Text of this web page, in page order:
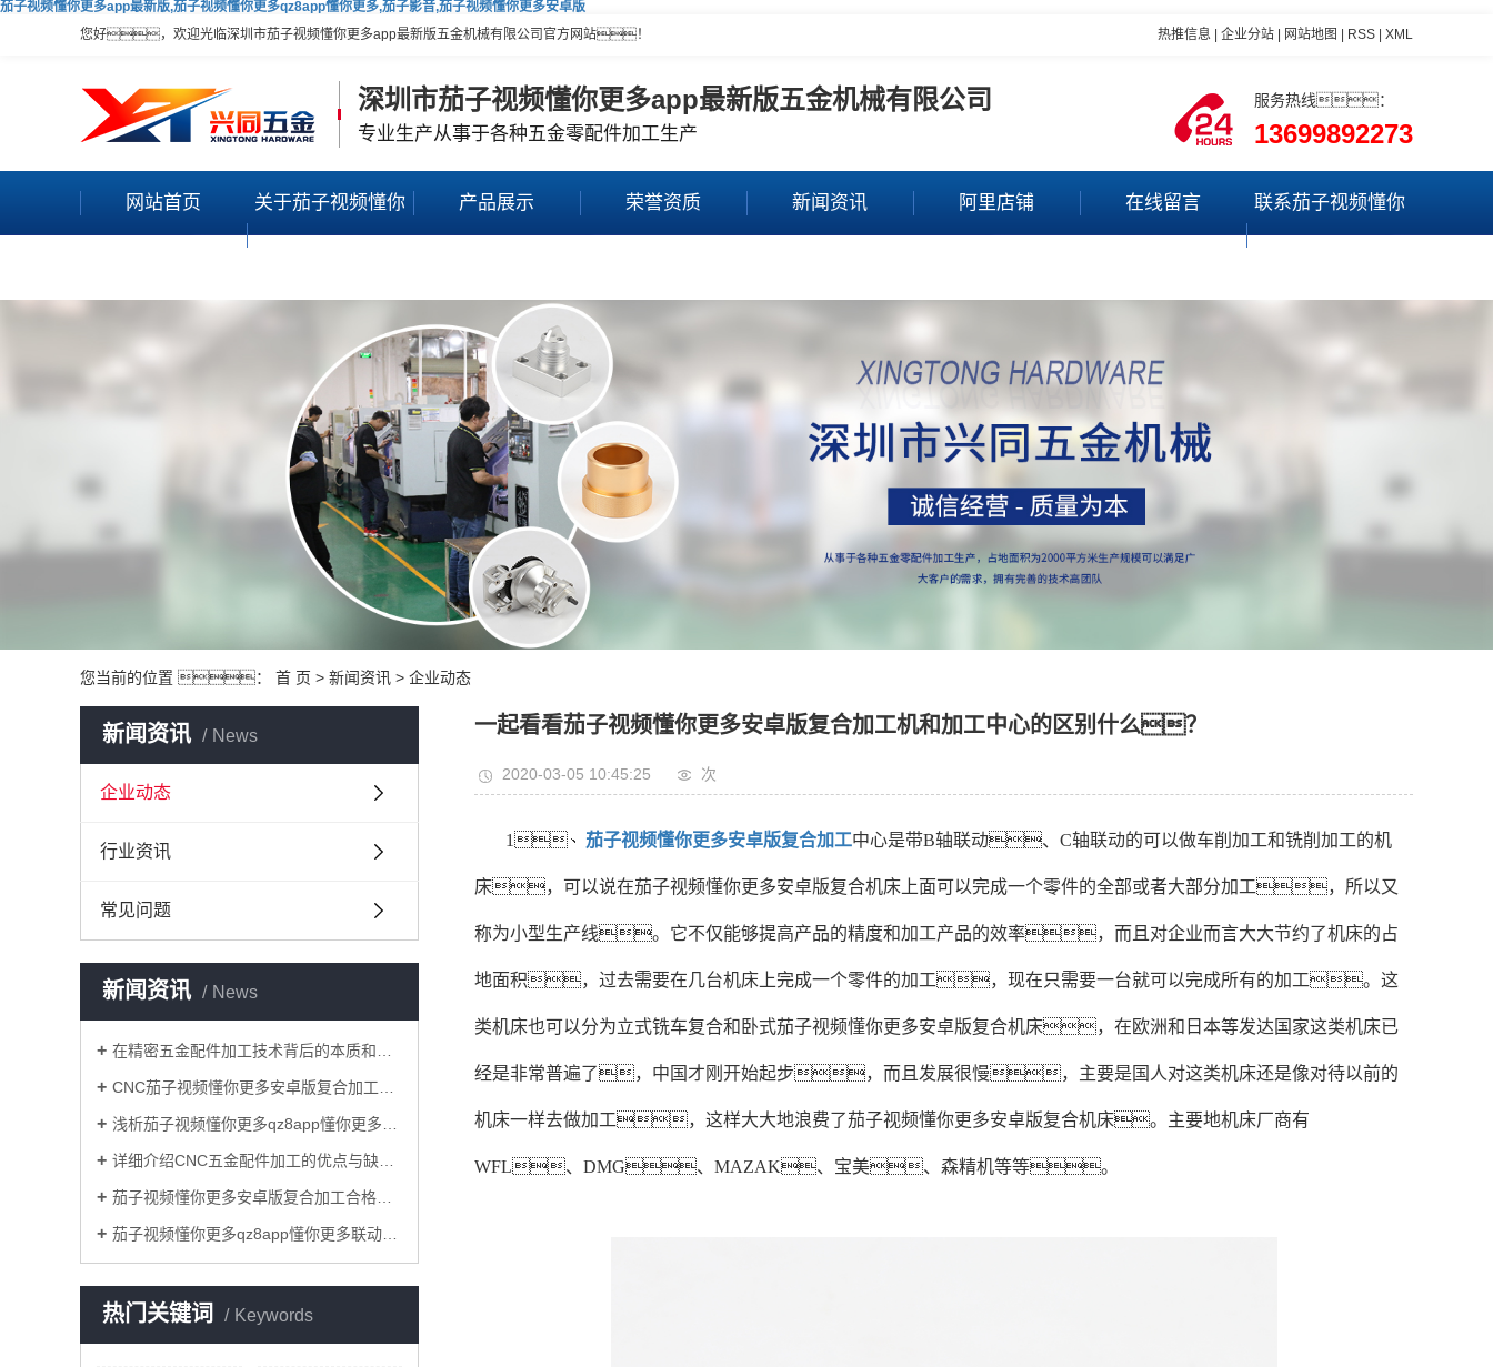
茄子视频懂你更多app最新版,茄子视频懂你更多qz8app懂你更多,茄子影音,茄子视频懂你更多安卓版
您好，欢迎光临深圳市茄子视频懂你更多app最新版五金机械有限公司官方网站！
热推信息 企业分站 网站地图 RSS XML
深圳市茄子视频懂你更多app最新版五金机械有限公司
专业生产从事于各种五金零配件加工生产
服务热线：
13699892273
网站首页 关于茄子视频懂你 产品展示 荣誉资质 新闻资讯 阿里店铺 在线留言 联系茄子视频懂你
您当前的位置 ： 首 页 > 新闻资讯 > 企业动态
新闻资讯 News
企业动态
行业资讯
常见问题
新闻资讯 News
在精密五金配件加工技术背后的本质和关键是什么？
CNC茄子视频懂你更多安卓版复合加工过程中减少铝型材表面损伤的原因？
浅析茄子视频懂你更多qz8app懂你更多cnc加工联动技术对模具业的重要意义！
详细介绍CNC五金配件加工的优点与缺点！
茄子视频懂你更多安卓版复合加工合格率的标准要求具体有哪些？
茄子视频懂你更多qz8app懂你更多联动茄子影音加工和一般的三轴联动茄子影音加工相比，优势有哪些？
热门关键词 Keywords
一起看看茄子视频懂你更多安卓版复合加工机和加工中心的区别什么？
2020-03-05 10:45:25 次
1、 茄子视频懂你更多安卓版复合加工中心是带B轴联动、C轴联动的可以做车削加工和铣削加工的机
床，可以说在茄子视频懂你更多安卓版复合机床上面可以完成一个零件的全部或者大部分加工，所以又
称为小型生产线。它不仅能够提高产品的精度和加工产品的效率，而且对企业而言大大节约了机床的占
地面积，过去需要在几台机床上完成一个零件的加工，现在只需要一台就可以完成所有的加工。这
类机床也可以分为立式铣车复合和卧式茄子视频懂你更多安卓版复合机床，在欧洲和日本等发达国家这类机床已
经是非常普遍了，中国才刚开始起步，而且发展很慢，主要是国人对这类机床还是像对待以前的
机床一样去做加工，这样大大地浪费了茄子视频懂你更多安卓版复合机床。主要地机床厂商有
WFL、DMG、MAZAK、宝美、森精机等等。